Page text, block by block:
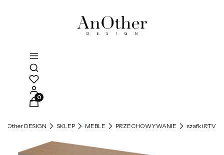
Otwórz wyszukiwarkę
Produkty w koszyku: 0. Zobacz szczegóły
DESIGN SKLEP MEBLE PRZECHOWYWANIE szafki RTV